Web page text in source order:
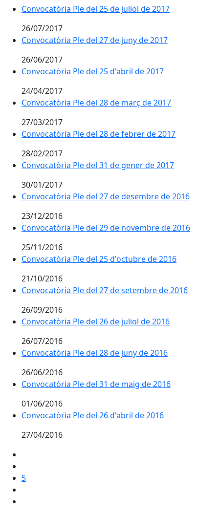
Convocatòria Ple del 25 de juliol de 2017
26/07/2017
Convocatòria Ple del 27 de juny de 2017
26/06/2017
Convocatòria Ple del 25 d'abril de 2017
24/04/2017
Convocatòria Ple del 28 de març de 2017
27/03/2017
Convocatòria Ple del 28 de febrer de 2017
28/02/2017
Convocatòria Ple del 31 de gener de 2017
30/01/2017
Convocatòria Ple del 27 de desembre de 2016
23/12/2016
Convocatòria Ple del 29 de novembre de 2016
25/11/2016
Convocatòria Ple del 25 d'octubre de 2016
21/10/2016
Convocatòria Ple del 27 de setembre de 2016
26/09/2016
Convocatòria Ple del 26 de juliol de 2016
26/07/2016
Convocatòria Ple del 28 de juny de 2016
26/06/2016
Convocatòria Ple del 31 de maig de 2016
01/06/2016
Convocatòria Ple del 26 d'abril de 2016
27/04/2016
5